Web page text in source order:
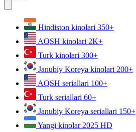
Hindiston kinolari 350+
AQSH kinolari 2K+
Turk kinolari 300+
Janubiy Koreya kinolari 200+
AQSH seriallari 100+
Turk seriallari 60+
Janubiy Koreya seriallari 150+
Yangi kinolar 2025 HD